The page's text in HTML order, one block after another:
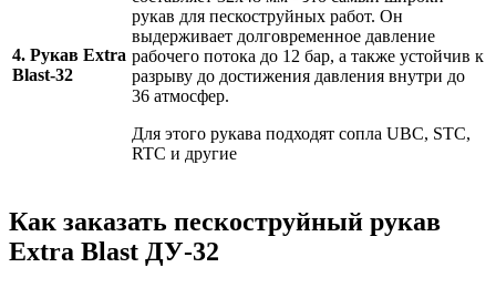
4. Рукав Extra
Blast-32
рукав для пескоструйных работ. Он
выдерживает долговременное давление
рабочего потока до 12 бар, а также устойчив к
разрыву до достижения давления внутри до
36 атмосфер.
Для этого рукава подходят сопла UBC, STC,
RTC и другие
Как заказать пескоструйный рукав
Extra Blast ДУ-32